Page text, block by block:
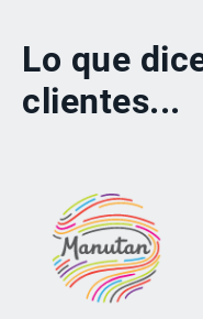
Lo que
clientes...